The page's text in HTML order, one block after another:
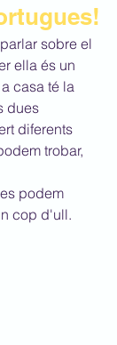
sobre el
ella és un
casa té la
dues
diferents
trobar,
podem
cop d'ull.